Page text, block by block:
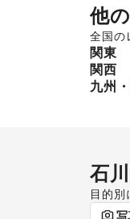
他
全国の
関東
関西
九州
石
目的別
ポ